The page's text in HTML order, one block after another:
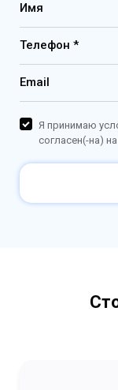
Имя
Телефон *
Email
Я принимаю
согласен(-на)